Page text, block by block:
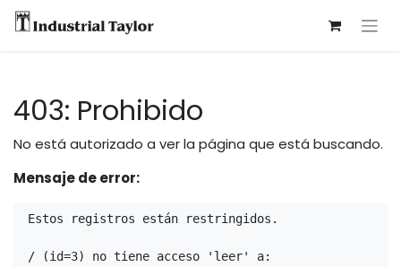
403: Prohibido
No está autorizado a ver la página que está buscando.
Mensaje de error:
Estos registros están restringidos.
/ (id=3) no tiene acceso 'leer' a: